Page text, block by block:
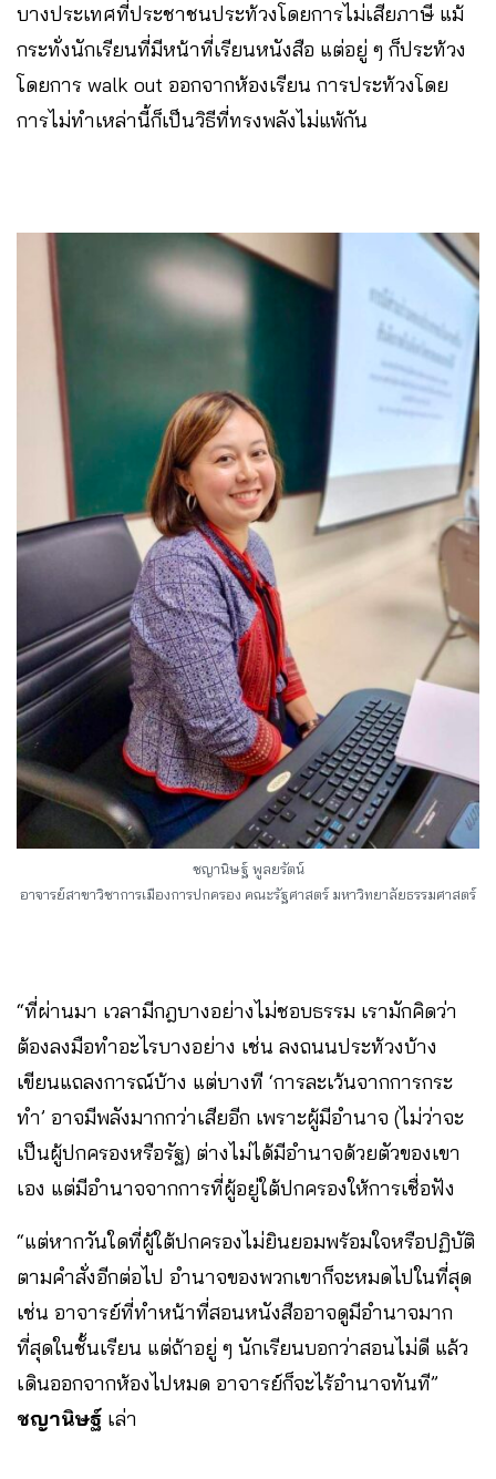
บางประเทศที่ประชาชนประท้วงโดยการไม่เสียภาษี แม้
กระทั่งนักเรียนที่มีหน้าที่เรียนหนังสือ แต่อยู่ ๆ ก็ประท้วง
โดยการ walk out ออกจากห้องเรียน การประท้วงโดย
การไม่ทำเหล่านี้ก็เป็นวิธีที่ทรงพลังไม่แพ้กัน
ชญานิษฐ์ พูลยรัตน์
อาจารย์สาขาวิชาการเมืองการปกครอง คณะรัฐศาสตร์ มหาวิทยาลัยธรรมศาสตร์
“ที่ผ่านมา เวลามีกฎบางอย่างไม่ชอบธรรม เรามักคิดว่า
ต้องลงมือทำอะไรบางอย่าง เช่น ลงถนนประท้วงบ้าง
เขียนแถลงการณ์บ้าง แต่บางที ‘การละเว้นจากการกระ
ทำ’ อาจมีพลังมากกว่าเสียอีก เพราะผู้มีอำนาจ (ไม่ว่าจะ
เป็นผู้ปกครองหรือรัฐ) ต่างไม่ได้มีอำนาจด้วยตัวของเขา
เอง แต่มีอำนาจจากการที่ผู้อยู่ใต้ปกครองให้การเชื่อฟัง
“แต่หากวันใดที่ผู้ใต้ปกครองไม่ยินยอมพร้อมใจหรือปฏิบัติ
ตามคำสั่งอีกต่อไป อำนาจของพวกเขาก็จะหมดไปในที่สุด
เช่น อาจารย์ที่ทำหน้าที่สอนหนังสืออาจดูมีอำนาจมาก
ที่สุดในชั้นเรียน แต่ถ้าอยู่ ๆ นักเรียนบอกว่าสอนไม่ดี แล้ว
เดินออกจากห้องไปหมด อาจารย์ก็จะไร้อำนาจทันที”
ชญานิษฐ์ เล่า